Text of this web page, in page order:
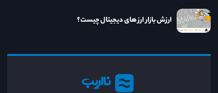
نااریب
ارزش بازار ارز های دیجیتال چیست؟